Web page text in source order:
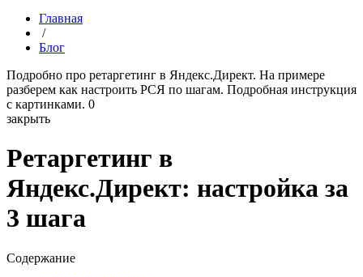
Главная
/
Блог
Подробно про ретаргетинг в Яндекс.Директ. На примере
разберем как настроить РСЯ по шагам. Подробная инструкция
с картинками. 0
закрыть
Ретаргетинг в
Яндекс.Директ: настройка за
3 шага
Содержание